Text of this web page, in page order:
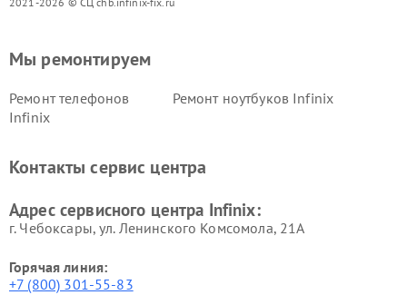
Мы ремонтируем
Ремонт телефонов
Infinix
Ремонт ноутбуков Infinix
Контакты сервис центра
Адрес сервисного центра Infinix:
г. Чебоксары, ул. Ленинского Комсомола, 21А
Горячая линия:
+7 (800) 301-55-83